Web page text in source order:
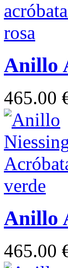
Anillo
465.00
Anillo
465.00